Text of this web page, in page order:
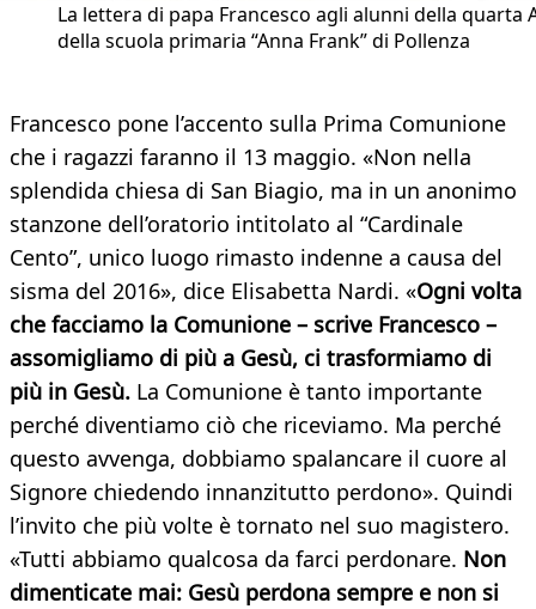
La lettera di papa Francesco agli alunni della quarta
della scuola primaria “Anna Frank” di Pollenza
Francesco pone l’accento sulla Prima Comunione
che i ragazzi faranno il 13 maggio. «Non nella
splendida chiesa di San Biagio, ma in un anonimo
stanzone dell’oratorio intitolato al “Cardinale
Cento”, unico luogo rimasto indenne a causa del
sisma del 2016», dice Elisabetta Nardi. «Ogni volta
che facciamo la Comunione – scrive Francesco –
assomigliamo di più a Gesù, ci trasformiamo di
più in Gesù. La Comunione è tanto importante
perché diventiamo ciò che riceviamo. Ma perché
questo avvenga, dobbiamo spalancare il cuore al
Signore chiedendo innanzitutto perdono». Quindi
l’invito che più volte è tornato nel suo magistero.
«Tutti abbiamo qualcosa da farci perdonare. Non
dimenticate mai: Gesù perdona sempre e non si